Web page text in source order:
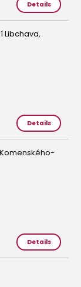
Details
Libchava,
Details
Details